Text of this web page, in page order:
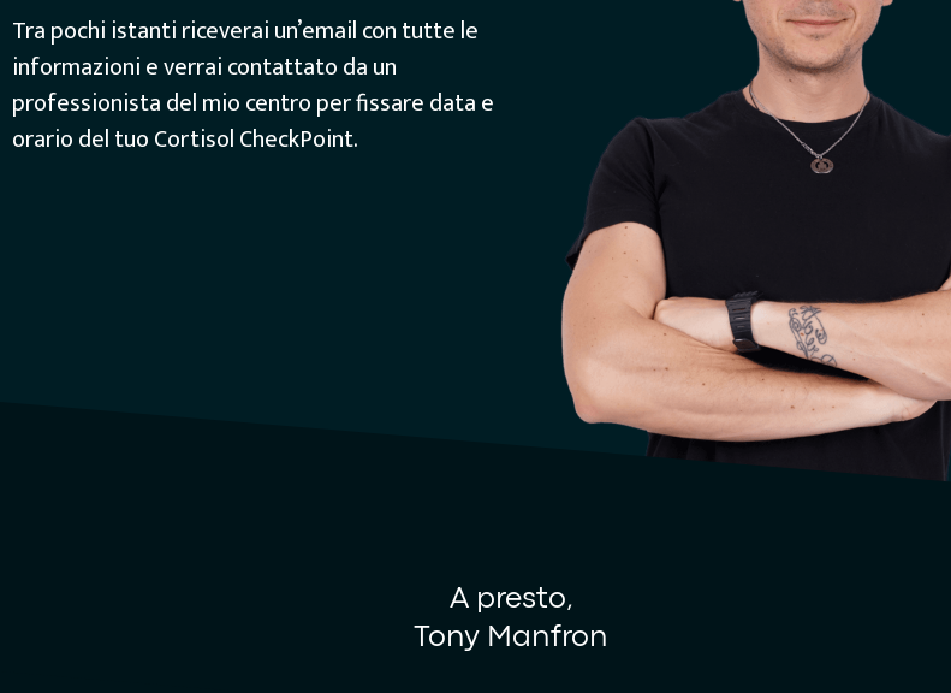
Tra pochi istanti riceverai un’email con tutte le
informazioni e verrai contattato da un
professionista del mio centro per fissare data e
orario del tuo Cortisol CheckPoint.
A presto,
Tony Manfron